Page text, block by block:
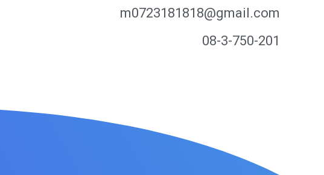
m0723181818@gmail.com
08-3-750-201